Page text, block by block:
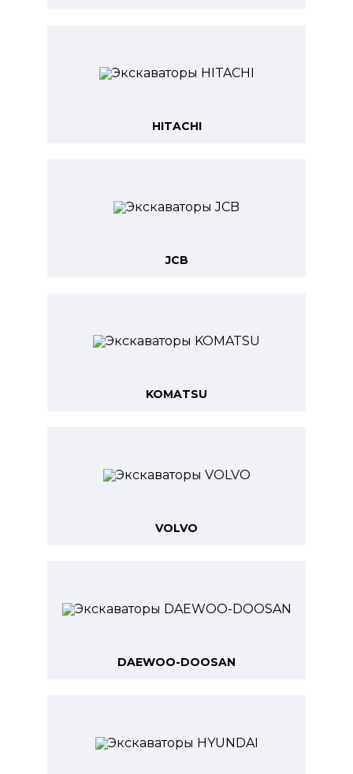
HITACHI
JCB
KOMATSU
VOLVO
DAEWOO-DOOSAN